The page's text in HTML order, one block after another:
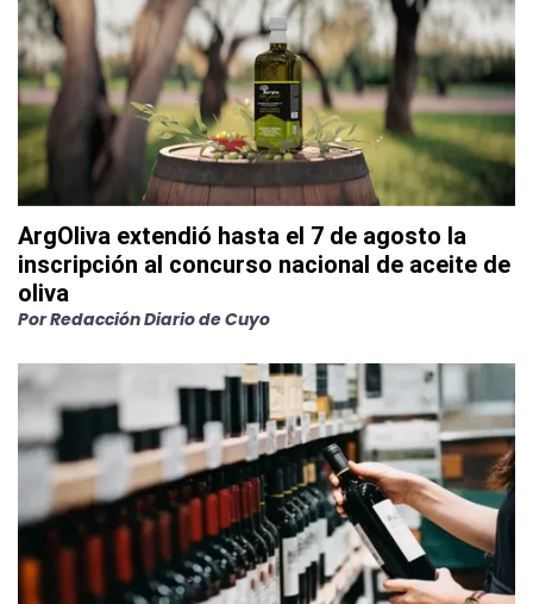
ArgOliva extendió hasta el 7 de agosto la
inscripción al concurso nacional de aceite de
oliva
PorRedacción Diario de Cuyo